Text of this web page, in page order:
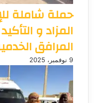
حملة شاملة
المزاد و
المرافق
9 نوفمبر، 2025